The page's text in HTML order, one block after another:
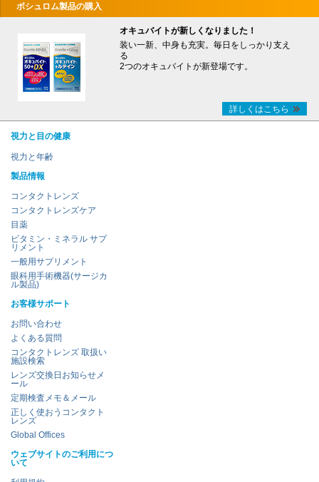
ボシュロム製品の購入
オキュバイトが新しくなりました！
装い一新、中身も充実。毎日をしっかり支え
る
2つのオキュバイトが新登場です。
詳しくはこちら
視力と目の健康
視力と年齢
製品情報
コンタクトレンズ
コンタクトレンズケア
目薬
ビタミン・ミネラル サプ
リメント
一般用サプリメント
眼科用手術機器(サージカ
ル製品)
お客様サポート
お問い合わせ
よくある質問
コンタクトレンズ 取扱い
施設検索
レンズ交換日お知らせメ
ール
定期検査メモ＆メール
正しく使おうコンタクト
レンズ
Global Offices
ウェブサイトのご利用につ
いて